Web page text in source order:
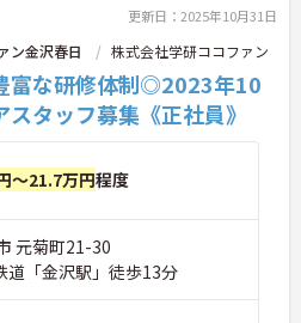
更新日：2025年10月31日
ン金沢春日 株式会社学研ココファン
富な研修体制◎2023年10
タッフ募集《正社員》
～21.7万円程度
元菊町21-30
道「金沢駅」徒歩13分